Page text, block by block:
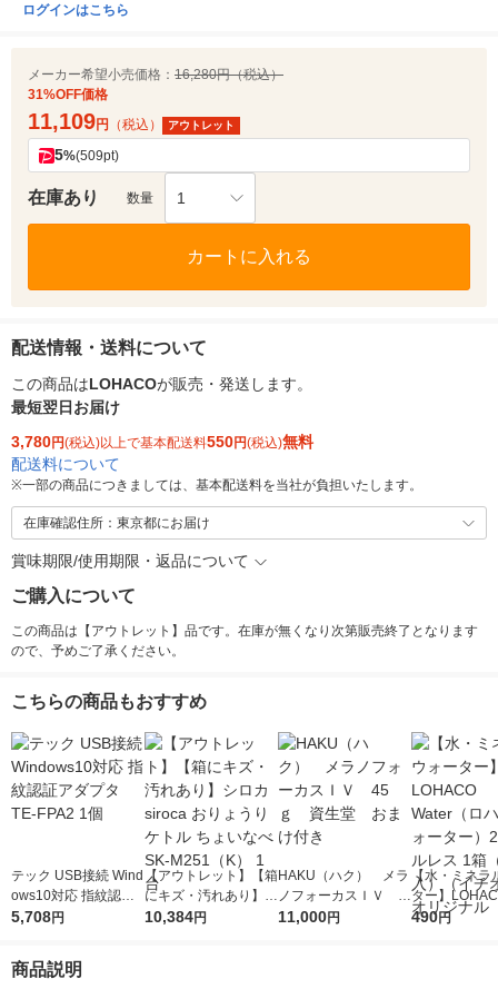
ログインはこちら
メーカー希望小売価格： 16,280円（税込）
31%OFF価格
11,109円 （税込） アウトレット
5%(509pt)
在庫あり 数量 1
カートに入れる
配送情報・送料について
この商品はLOHACOが販売・発送します。
最短翌日お届け
3,780円(税込)以上で基本配送料550円(税込)無料
配送料について
※一部の商品につきましては、基本配送料を当社が負担いたします。
在庫確認住所：東京都にお届け
賞味期限/使用期限・返品について
ご購入について
この商品は【アウトレット】品です。在庫が無くなり次第販売終了となります
ので、予めご了承ください。
こちらの商品もおすすめ
テック USB接続 Wind
ows10対応 指紋認証
アダプタ TE-FPA2 1
5,708円
【アウトレット】【箱
にキズ・汚れあり】シ
ロカ siroca おりょう
10,384円
HAKU（ハク） メラ
ノフォーカスＩＶ 4
5ｇ 資生堂 おまけ
11,000円
【水・ミネラ
ター】
r（ロハコウ
490円
商品説明